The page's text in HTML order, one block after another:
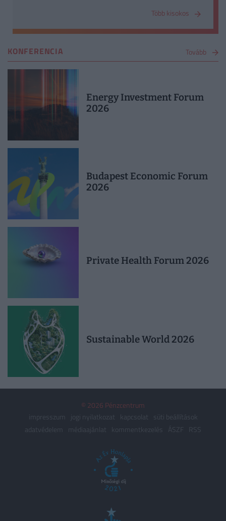
26%-ba kerül. Legfőképp vállalkozások veszik
igénybe a bankok garanciáit. Ami egy
részéről, amennyiben az ügyfél nem a
szerződésnek megfelelően teljesít. A szállító
nemzetközi kereskedelemben fontos, de a
hazai körbetartozások miatt itthon is egyre
népszerűbb a magas díjak ellenére is.
Több kisokos
KONFERENCIA Tovább
Energy Investment Forum
2026
Budapest Economic Forum
2026
Private Health Forum 2026
Sustainable World 2026
© 2026 Pénzcentrum
impresszum
jogi nyilatkozat kapcsolat
süti beállítások
adatvédelem
médiaajánlat kommentkezelés ÁSZF RSS